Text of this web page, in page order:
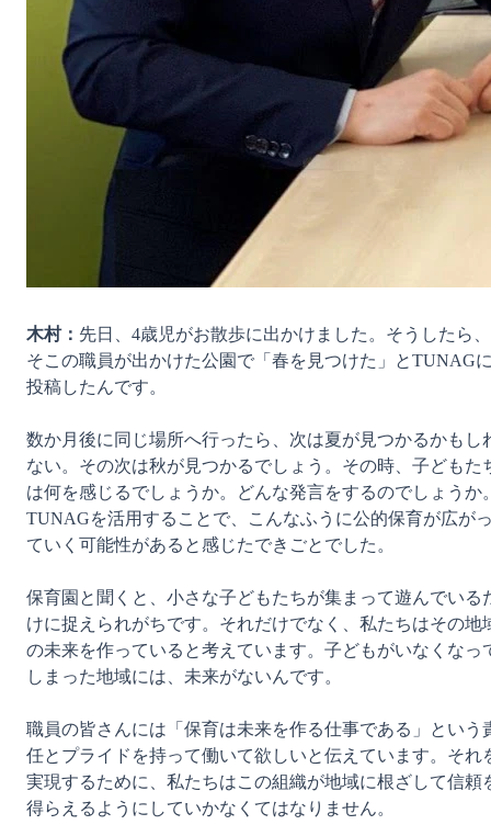
木村： 先日、4歳児がお散歩に出かけました。そうしたら、
そこの職員が出かけた公園で「春を見つけた」とTUNAG
投稿したんです。
数か月後に同じ場所へ行ったら、次は夏が見つかるかもし
ない。その次は秋が見つかるでしょう。その時、子どもた
は何を感じるでしょうか。どんな発言をするのでしょうか
TUNAGを活用することで、こんなふうに公的保育が広が
ていく可能性があると感じたできごとでした。
保育園と聞くと、小さな子どもたちが集まって遊んでいる
けに捉えられがちです。それだけでなく、私たちはその地
の未来を作っていると考えています。子どもがいなくなっ
しまった地域には、未来がないんです。
職員の皆さんには「保育は未来を作る仕事である」という
任とプライドを持って働いて欲しいと伝えています。それ
実現するために、私たちはこの組織が地域に根ざして信頼
得らえるようにしていかなくてはなりません。